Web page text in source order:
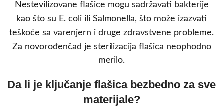
Nestevilizovane flašice mogu sadržavati bakterije
kao što su E. coli ili Salmonella, što može izazvati
teškoće sa varenjern i druge zdravstvene probleme.
Za novorođenčad je sterilizacija flašica neophodno
merilo.
Da li je ključanje flašica bezbedno za sve
materijale?